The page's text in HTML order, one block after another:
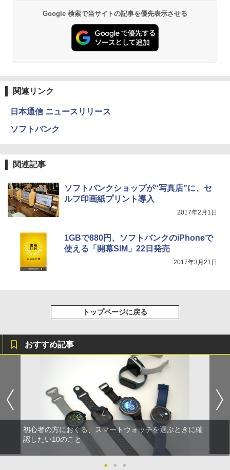
Google 検索で当サイトの記事を優先表示させる
関連リンク
日本通信 ニュースリリース
ソフトバンク
関連記事
ソフトバンクショップが“写真店”に、セ
ルフ印画紙プリント導入
2017年2月1日
1GBで880円、ソフトバンクのiPhoneで
使える「開幕SIM」22日発売
2017年3月21日
トップページに戻る
おすすめ記事
初心者の方におくる、スマートウォッチを選ぶときに確
認したい10のこと
● ● ●